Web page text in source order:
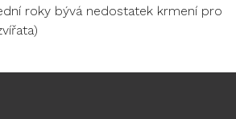
roky bývá nedostatek krmení pro